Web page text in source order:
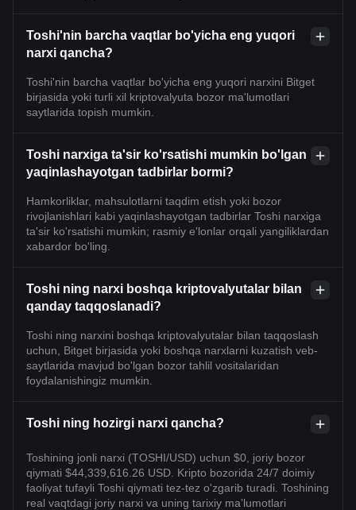
Toshi'nin barcha vaqtlar bo'yicha eng yuqori
narxi qancha?
Toshi'nin barcha vaqtlar bo'yicha eng yuqori narxini Bitget
birjasida yoki turli xil kriptovalyuta bozor ma'lumotlari
saytlarida topish mumkin.
Toshi narxiga ta'sir ko'rsatishi mumkin bo'lgan
yaqinlashayotgan tadbirlar bormi?
Hamkorliklar, mahsulotlarni taqdim etish yoki bozor
rivojlanishlari kabi yaqinlashayotgan tadbirlar Toshi narxiga
ta'sir ko'rsatishi mumkin; rasmiy e'lonlar orqali yangiliklardan
xabardor bo'ling.
Toshi ning narxi boshqa kriptovalyutalar bilan
qanday taqqoslanadi?
Toshi ning narxini boshqa kriptovalyutalar bilan taqqoslash
uchun, Bitget birjasida yoki boshqa narxlarni kuzatish veb-
saytlarida mavjud bo'lgan bozor tahlil vositalaridan
foydalanishingiz mumkin.
Toshi ning hozirgi narxi qancha?
Toshining jonli narxi (TOSHI/USD) uchun $0, joriy bozor
qiymati $44,339,616.26 USD. Kripto bozorida 24/7 doimiy
faoliyat tufayli Toshi qiymati tez-tez o'zgarib turadi. Toshining
real vaqtdagi joriy narxi va uning tarixiy maʼlumotlari